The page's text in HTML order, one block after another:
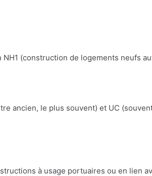
(construction de logements neufs
ancien, le plus souvent) et UC
à usage portuaires ou en lien